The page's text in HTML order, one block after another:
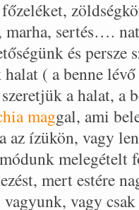
sertés….
és persze
( a benne
a halat, a
maggal, ami
az ízükön, vagy
melegételt
mert estére
vagy